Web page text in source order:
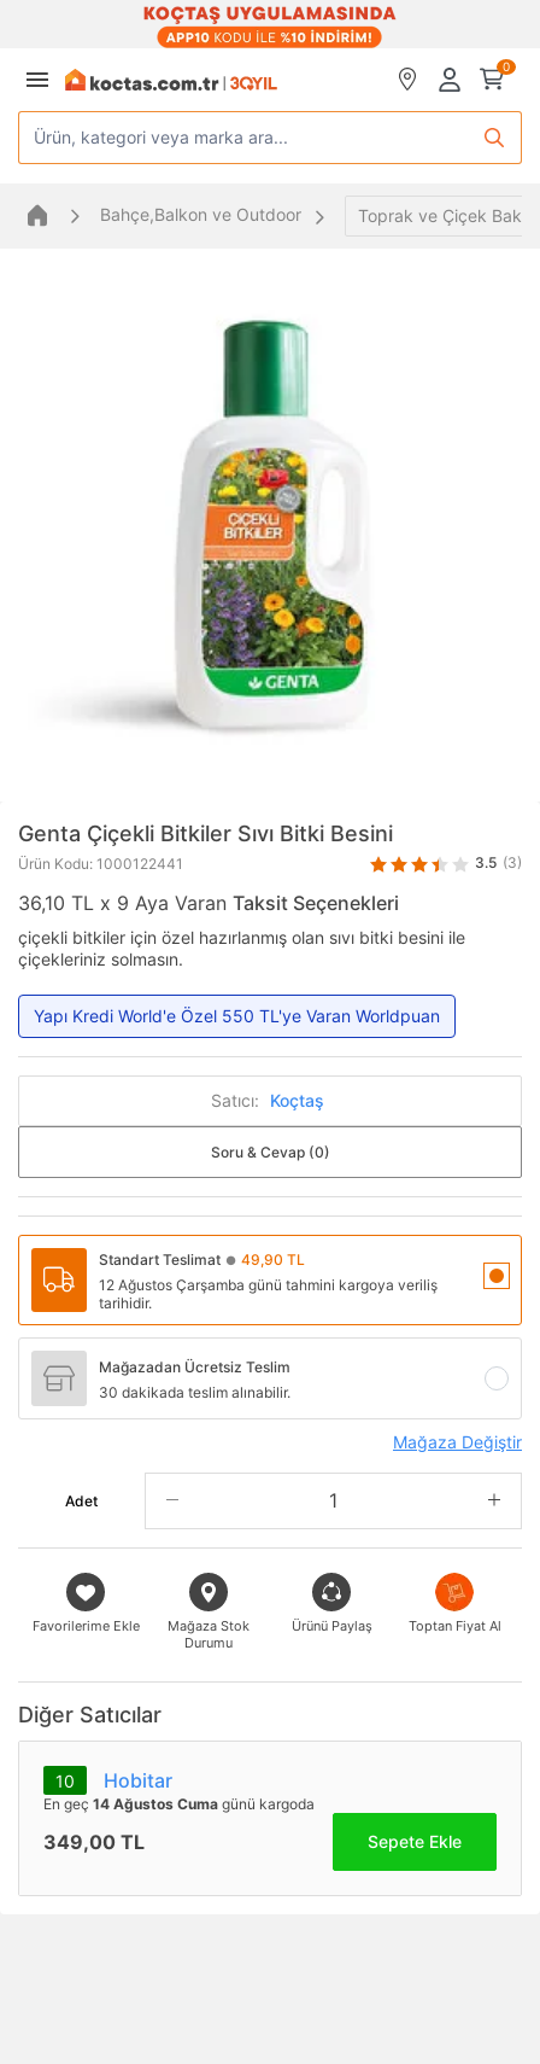
0
Ürün, kategori veya marka ara...
Bahçe,Balkon ve Outdoor Toprak ve Çiçek
Genta Çiçekli Bitkiler Sıvı Bitki Besini
Ürün Kodu: 1000122441 3.5 (3)
36,10 TL x 9 Aya Varan Taksit Seçenekleri
çiçekli bitkiler için özel hazırlanmış olan sıvı bitki besini ile
çiçekleriniz solmasın.
Yapı Kredi World'e Özel 550 TL'ye Varan Worldpuan
Satıcı: Koçtaş
Soru & Cevap (0)
Standart Teslimat ● 49,90 TL
12 Ağustos Çarşamba günü tahmini kargoya veriliş
tarihidir.
Mağazadan Ücretsiz Teslim
30 dakikada teslim alınabilir.
Mağaza Değiştir
Adet
Favorilerime Ekle
Mağaza Stok
Durumu
Ürünü Paylaş Toptan Fiyat Al
Diğer Satıcılar
10 Hobitar
En geç 14 Ağustos Cuma günü kargoda
349,00 TL Sepete Ekle